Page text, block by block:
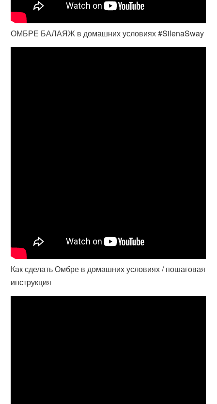
ОМБРЕ БАЛАЯЖ в домашних условиях #SilenaSway
Как сделать Омбре в домашних условиях / пошаговая
инструкция